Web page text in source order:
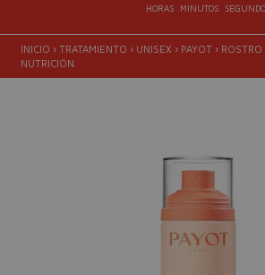
HORAS MINUTOS
INICIO › TRATAMIENTO › UNISEX › PAYOT › ROSTRO
NUTRICIÓN